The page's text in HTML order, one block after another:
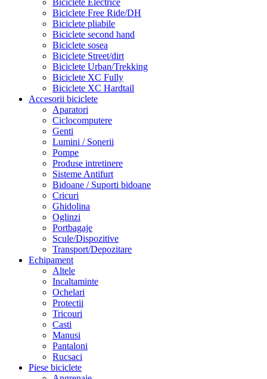
Biciclete Electrice
Biciclete Free Ride/DH
Biciclete pliabile
Biciclete second hand
Biciclete sosea
Biciclete Street/dirt
Biciclete Urban/Trekking
Biciclete XC Fully
Biciclete XC Hardtail
Accesorii biciclete
Aparatori
Ciclocomputere
Genti
Lumini / Sonerii
Pompe
Produse intretinere
Sisteme Antifurt
Bidoane / Suporti bidoane
Cricuri
Ghidolina
Oglinzi
Portbagaje
Scule/Dispozitive
Transport/Depozitare
Echipament
Altele
Incaltaminte
Ochelari
Protectii
Tricouri
Casti
Manusi
Pantaloni
Rucsaci
Piese biciclete